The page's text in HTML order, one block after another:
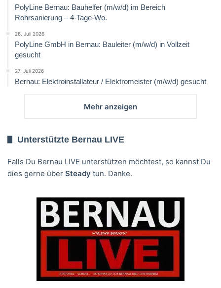
PolyLine Bernau: Bauhelfer (m/w/d) im Bereich
Rohrsanierung – 4-Tage-Wo.
28. Juli 2026
PolyLine GmbH in Bernau: Bauleiter (m/w/d) in Vollzeit
gesucht
27. Juli 2026
Bernau: Elektroinstallateur / Elektromeister (m/w/d) gesucht
Mehr anzeigen
Unterstützte Bernau LIVE
Falls Du Bernau LIVE unterstützen möchtest, so kannst Du
dies gerne über Steady tun. Danke.